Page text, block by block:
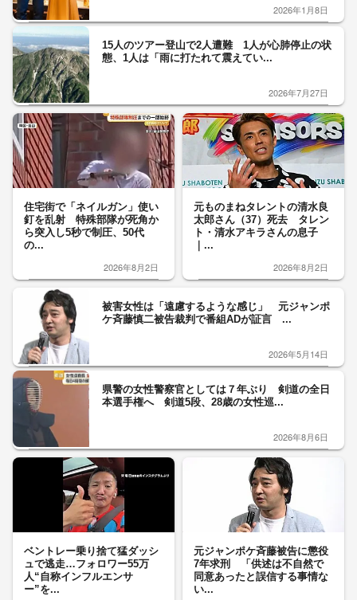
2026年1月8日
15人のツアー登山で2人遭難 1人が心肺停止の状
態、1人は「雨に打たれて震えてい...
2026年7月27日
住宅街で「ネイルガン」使い
釘を乱射 特殊部隊が死角か
ら突入し5秒で制圧、50代
の...
2026年8月2日
元ものまねタレントの清水良
太郎さん（37）死去 タレン
ト・清水アキラさんの息子
｜...
2026年8月2日
被害女性は「遠慮するような感じ」 元ジャンポ
ケ斉藤慎二被告裁判で番組ADが証言 ...
2026年5月14日
県警の女性警察官としては７年ぶり 剣道の全日
本選手権へ 剣道5段、28歳の女性巡...
2026年8月6日
ベントレー乗り捨て猛ダッシ
ュで逃走…フォロワー55万
人“自称インフルエンサ
ー”を...
元ジャンポケ斉藤被告に懲役
7年求刑 「供述は不自然で
同意あったと誤信する事情な
い...